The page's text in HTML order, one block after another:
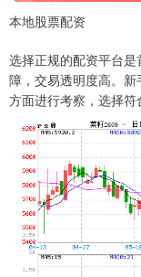
本地股票配资
选择正规的配资平台
障，交易透明度高。
方面进行考察，选择符